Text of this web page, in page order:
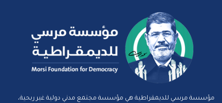
مؤسسة مرسي للديمقراطية هي مؤسسة مجتمع مدني دولية غير ربحية،